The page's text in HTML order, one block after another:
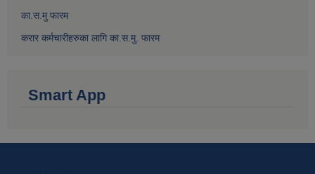
का.स.मु फारम
करार कर्मचारीहरुका लागि का.स.मु. फारम
Smart App